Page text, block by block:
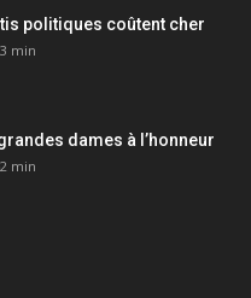
politiques coûtent cher
min
dames à l’honneur
min